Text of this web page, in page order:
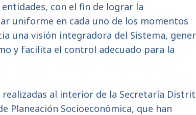
con el fin de lograr la
uniforme en cada uno de los momentos
una visión integradora del Sistema,
y facilita el control adecuado para la
al interior de la Secretaría
Planeación Socioeconómica, que han